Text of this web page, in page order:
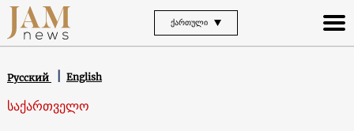
ᲥᲐᲠᲗᲣᲚᲘ
Русский English
საქართველო